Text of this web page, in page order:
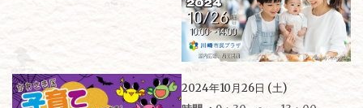
2024年10月26日 (土)